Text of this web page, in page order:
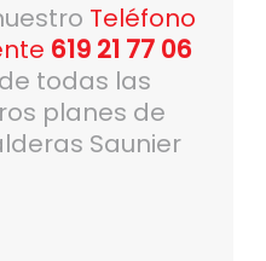
Teléfono
619 21 77 06
todas las
planes de
Saunier